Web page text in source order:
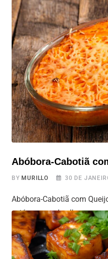
no sabor. Continue lendo
nossos últimos Reviews de
Abóbora-Cabotiã
BY MURILLO 30 DE
Abóbora-Cabotiã com
está sempre de olho em
Fryer, hoje temos uma dica
vegetariano bater mais
cabotiã que a gente tanto